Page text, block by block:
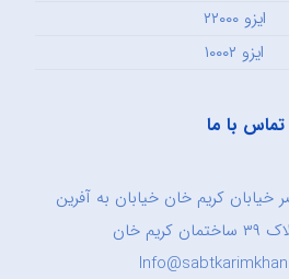
ایزو ۲۲۰۰۰
ایزو ۱۰۰۰۲
تماس با ما
خیابان کریم خان خیابان به آفرین
خان